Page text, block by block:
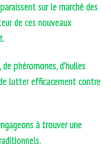
sur le marché des
de ces nouveaux
phéromones, d’huiles
lutter efficacement contre
à trouver une